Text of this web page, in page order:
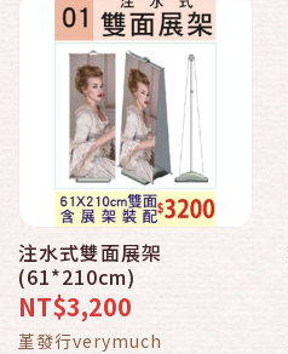
注水式雙面展架
(61*210cm)
NT$3,200
堇發行verymuch